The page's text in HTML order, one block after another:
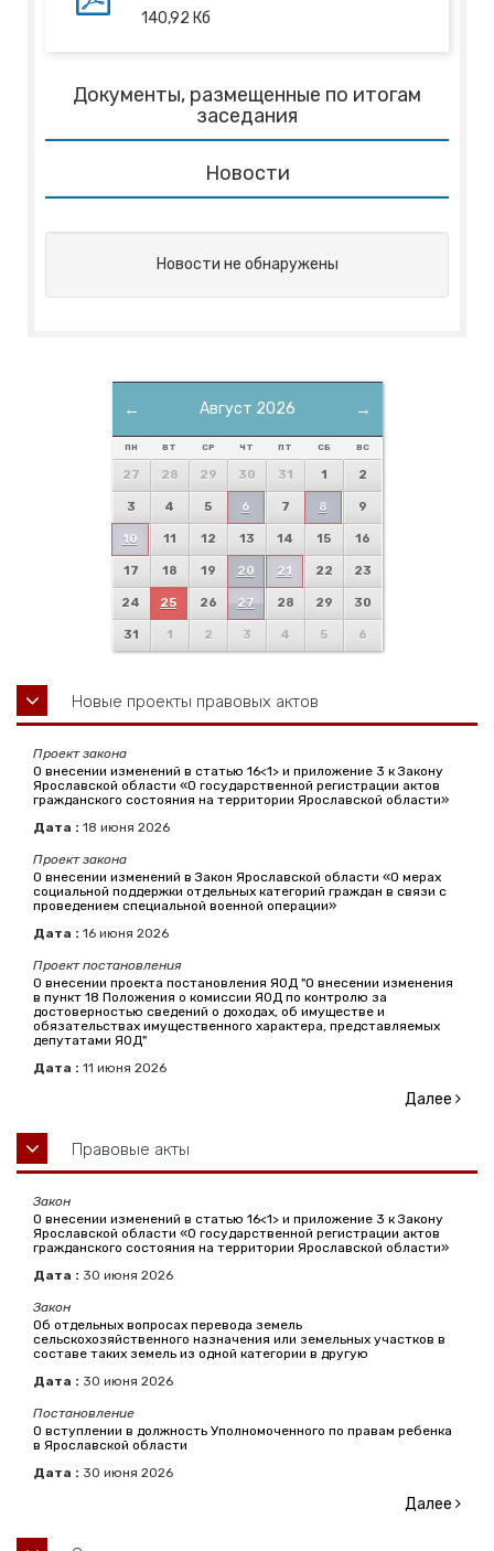
140,92 Кб
Документы, размещенные по итогам
заседания
Новости
Новости не обнаружены
← →
Август 2026
ПН ВТ СР ЧТ ПТ СБ ВС
27 28 29 30 31 1 2
3 4 5 6 7 8 9
10 11 12 13 14 15 16
17 18 19 20 21 22 23
24 25 26 27 28 29 30
31 1 2 3 4 5 6
Новые проекты правовых актов
Проект закона
О внесении изменений в статью 16<1> и приложение 3 к Закону
Ярославской области «О государственной регистрации актов
гражданского состояния на территории Ярославской области»
Дата : 18 июня 2026
Проект закона
О внесении изменений в Закон Ярославской области «О мерах
социальной поддержки отдельных категорий граждан в связи с
проведением специальной военной операции»
Дата : 16 июня 2026
Проект постановления
О внесении проекта постановления ЯОД "О внесении изменения
в пункт 18 Положения о комиссии ЯОД по контролю за
достоверностью сведений о доходах, об имуществе и
обязательствах имущественного характера, представляемых
депутатами ЯОД"
Дата : 11 июня 2026
Далее
Правовые акты
Закон
О внесении изменений в статью 16<1> и приложение 3 к Закону
Ярославской области «О государственной регистрации актов
гражданского состояния на территории Ярославской области»
Дата : 30 июня 2026
Закон
Об отдельных вопросах перевода земель
сельскохозяйственного назначения или земельных участков в
составе таких земель из одной категории в другую
Дата : 30 июня 2026
Постановление
О вступлении в должность Уполномоченного по правам ребенка
в Ярославской области
Дата : 30 июня 2026
Далее